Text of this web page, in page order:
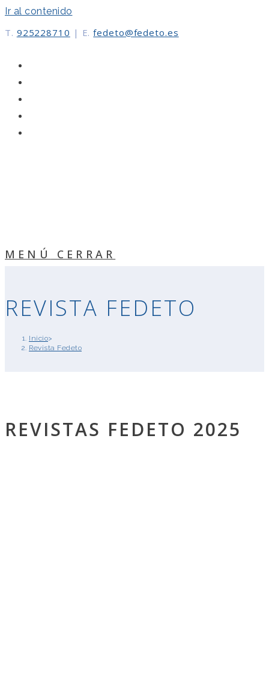
Ir al contenido
T. 925228710 | E. fedeto@fedeto.es
MENÚ CERRAR
REVISTA FEDETO
Inicio>
Revista Fedeto
REVISTAS FEDETO 2025